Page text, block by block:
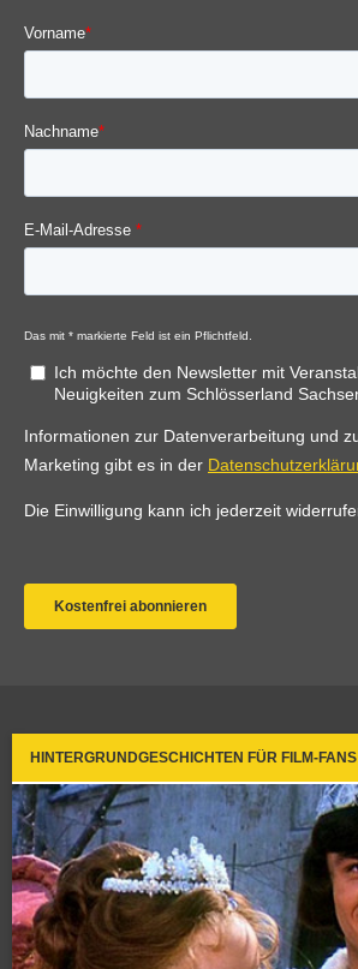
HINTERGRUNDGESCHICHTEN FÜR FILM-FANS